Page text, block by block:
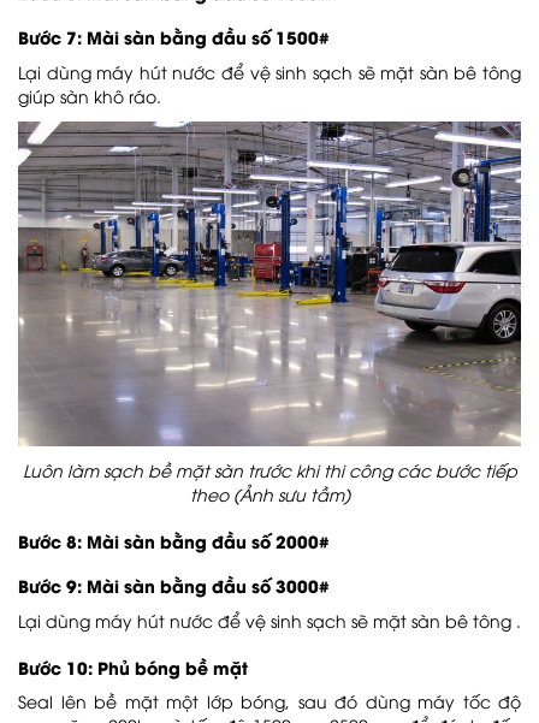
Bước 7: Mài sàn bằng đầu số 1500#
Lại dùng máy hút nước để vệ sinh sạch sẽ mặt sàn bê tông
giúp sàn khô ráo.
Luôn làm sạch bề mặt sàn trước khi thi công các bước tiếp
theo (Ảnh sưu tầm)
Bước 8: Mài sàn bằng đầu số 2000#
Bước 9: Mài sàn bằng đầu số 3000#
Lại dùng máy hút nước để vệ sinh sạch sẽ mặt sàn bê tông .
Bước 10: Phủ bóng bề mặt
Seal lên bề mặt một lớp bóng, sau đó dùng máy tốc độ